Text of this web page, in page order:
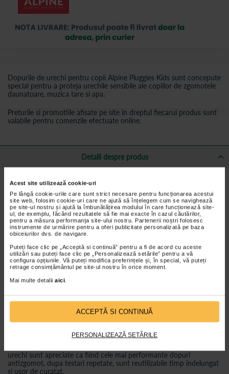
Acest site utilizează cookie-uri
Pe lângă cookie-urile care sunt strict necesare pentru funcționarea acestui
site web, folosim cookie-uri care ne ajută să înțelegem cum se navighează
pe site-ul nostru și ajută la îmbunătățirea modului în care funcționează site-
ul, de exemplu, făcând rezultatele să fie mai exacte în cazul căutărilor,
pentru a măsura performanța site-ului nostru. Partenerii noștri folosesc
instrumente de urmărire pentru a oferi publicitate personalizată pe baza
obiceiurilor dvs. de navigare.
Puteți face clic pe „Acceptă si continuă” pentru a fi de acord cu aceste
utilizări sau puteți face clic pe „Personalizează setările” pentru a vă
configura opțiunile. Vă puteți modifica preferințele și, în special, vă puteți
retrage consimțământul pe site-ul nostru în orice moment.
Mai multe detalii aici
ACCEPTĂ SI CONTINUĂ
PERSONALIZEAZĂ SETĂRILE
Dopurile de urechi pentru copii Alpine Pluggies Kids sunt concepute
special pentru a proteja urechile sensibile ale copiilor de zgomotele
daunatoare, muzica tare si apa.
Preturile si promotiile afisate pe site in dreptul fiecarui produs sunt
valabile pentru comenzile efectuate online.
Detalii despre produs
hipoalergenice si pot fi utilizate in multe situatii. Acestea sunt
recomandate copiilor cu varsta intre 3-12 ani. Dopurile de urechi
pentru copii previn pierderea auzului, ajuta la pastrarea capacitatii
de concentrare la scoala, conversatiile sunt audibile.
Sfaturi si recomandari
Deteriorarea auzului este ireversibila. Zgomotul excesiv poate avea
urmari ca: hipoacuzie neurosenzoriala, oboseala, tulburari de
concentrare, cresterea tensiunii arteriale, stres, dureri de cap.
De ce sa alegeti dopurile Alpine?
Cu AlpineAcousticFilters se atenueaza zgomotele daunatoare si in
acelasi timp vorbirea, muzica si sunetele ambientale pot fi auzite,
materialul extrem de confortabil AlpineThermoShape devine mai
moale din cauza temperaturii corpului, se adapteaza formei
conductului auditiv, materialul ATS este hipoalergenic si nu contine
urechi sunt apreciate ca fiind cele mai performante dopuri
antizgomot, dupa testari repetate, sunt reutilizabile timp indelungat
si usor de curatat.